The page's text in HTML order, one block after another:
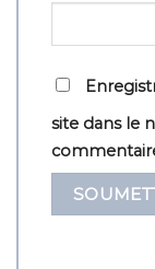
site dans le